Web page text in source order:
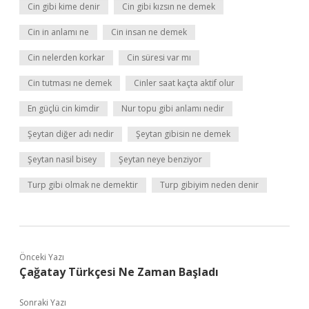
Cin gibi kime denir Cin gibi kızsın ne demek
Cin in anlamı ne Cin insan ne demek
Cin nelerden korkar Cin süresi var mı
Cin tutması ne demek Cinler saat kaçta aktif olur
En güçlü cin kimdir Nur topu gibi anlamı nedir
Şeytan diğer adı nedir Şeytan gibisin ne demek
Şeytan nasil bisey Şeytan neye benziyor
Turp gibi olmak ne demektir Turp gibiyim neden denir
Önceki Yazı
Çağatay Türkçesi Ne Zaman Başladı
Sonraki Yazı